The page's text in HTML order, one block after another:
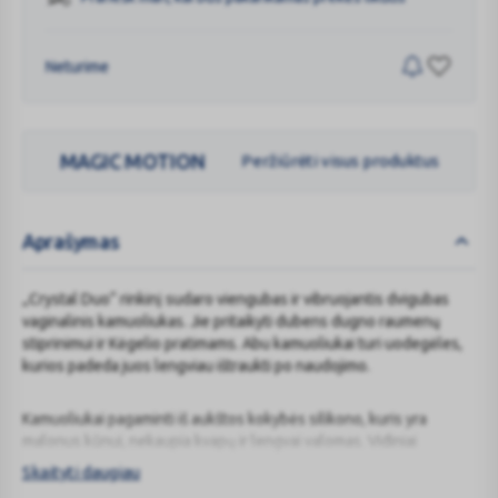
Neturime
MAGIC MOTION Peržiūrėti visus produktus
Aprašymas
„Crystal Duo“ rinkinį sudaro viengubas ir vibruojantis dvigubas
vaginalinis kamuoliukas. Jie pritaikyti dubens dugno raumenų
stiprinimui ir Kėgelio pratimams. Abu kamuoliukai turi uodegėles,
kurios padeda juos lengviau ištraukti po naudojimo.
Kamuoliukai pagaminti iš aukštos kokybės silikono, kuris yra
kamuoliukai pagaminti iš ABS plastiko. Dėl vidutinio skersmens ir
svorio rinkinys tinka tiek pradedantiesiems, tiek pažengusiems
Skaityti daugiau